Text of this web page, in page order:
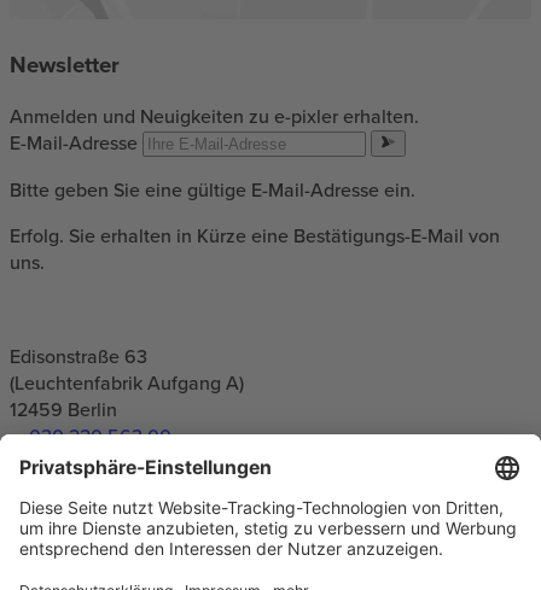
Newsletter
Anmelden und Neuigkeiten zu e-pixler erhalten.
E-Mail-Adresse
Bitte geben Sie eine gültige E-Mail-Adresse ein.
Erfolg. Sie erhalten in Kürze eine Bestätigungs-E-Mail von
uns.
Edisonstraße 63
(Leuchtenfabrik Aufgang A)
12459 Berlin
030 220 563 00
info(at)e-pixler.com